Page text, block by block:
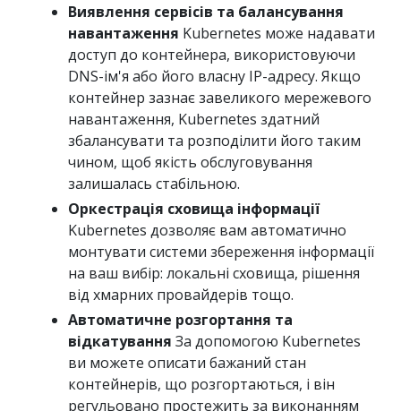
Виявлення сервісів та балансування
навантаження Kubernetes може надавати
доступ до контейнера, використовуючи
DNS-ім'я або його власну IP-адресу. Якщо
контейнер зазнає завеликого мережевого
навантаження, Kubernetes здатний
збалансувати та розподілити його таким
чином, щоб якість обслуговування
залишалась стабільною.
Оркестрація сховища інформації
Kubernetes дозволяє вам автоматично
монтувати системи збереження інформації
на ваш вибір: локальні сховища, рішення
від хмарних провайдерів тощо.
Автоматичне розгортання та
відкатування За допомогою Kubernetes
ви можете описати бажаний стан
контейнерів, що розгортаються, і він
регульовано простежить за виконанням